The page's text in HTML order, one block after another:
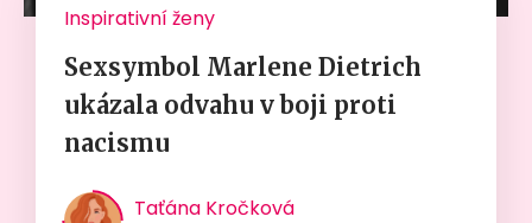
Inspirativní ženy
Sexsymbol Marlene Dietrich
ukázala odvahu v boji proti
nacismu
Taťána Kročková